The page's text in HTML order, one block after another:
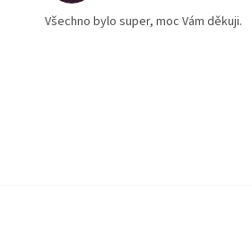
Všechno bylo super, moc Vám děkuji.